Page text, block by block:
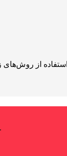
وارد شوید یا یک حساب کاربری جدید ایجاد کنید.